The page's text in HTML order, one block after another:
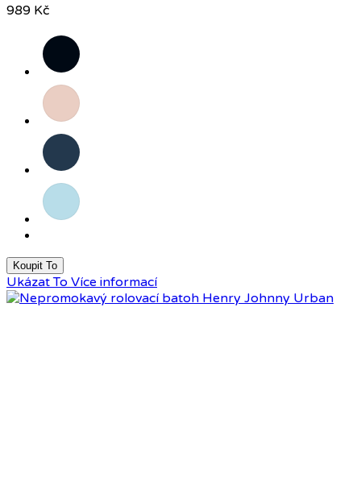
989 Kč
Černá
Růžová
Tmavě
modrá
Světle
modrá
Koupit To
Ukázat To Více informací